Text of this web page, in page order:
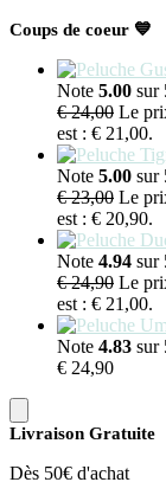
Coups de coeur 💙
Note 5.00 sur
€24,00 Le
est : € 21,00.
Note 5.00 sur
€23,00 Le
est : € 20,90.
Note 4.94 sur
€24,90 Le
est : € 21,00.
Note 4.83 sur
€ 24,90
Livraison Gratuite
Dès 50€ d'achat